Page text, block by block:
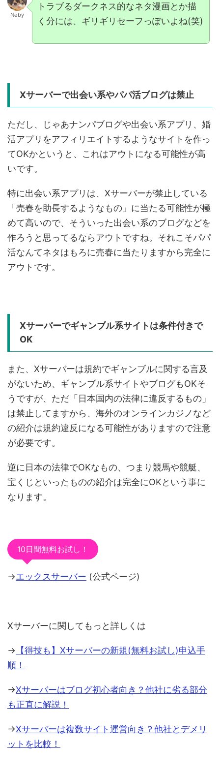
Neby
トラブるダークネス的なネタ漫画とか描
く分には、ギリギリセーフっぽいよね(笑)
Xサーバーで出会い系やパパ活ブログは禁止
ただし、じゃあナンパブログや出会い系アプリ、婚
活アプリをアフィリエイトするようなサイトを作っ
てOKかというと、これはアウトになる可能性が高
いです。
特に出会い系アプリは、Xサーバーが禁止している
「売春を助長するようなもの」に当たる可能性が極
めて高いので、そういった出会い系のブログなどを
作ろうと思ってるならアウトですね。それこそパパ
活なんてネタはもろに売春に当たりますから完全に
アウトです。
Xサーバーでギャンブル系サイトは条件付きで
OK
また、Xサーバーは規約でギャンブルに関する言及
がないため、ギャンブル系サイトやブログもOKそ
うですが、ただ「日本国内の法律に違反するもの」
は禁止してますから、海外のオンラインカジノなど
の紹介は規約違反になる可能性がありますので注意
が必要です。
逆に日本の法律でOKなもの、つまり競馬や競艇、
宝くじといったものの紹介は完全にOKという事に
なります。
10日間無料お試し！
→エックスサーバー (公式ページ)
Xサーバーに関してもっと詳しくは
→ 【得技も】Xサーバーの新規(無料お試し)申込手
順！
→Xサーバーはブログ初心者向き？他社に劣る部分
も正直に解説！
→Xサーバーは複数サイト運営向き？他社とデメリ
ットを比較！